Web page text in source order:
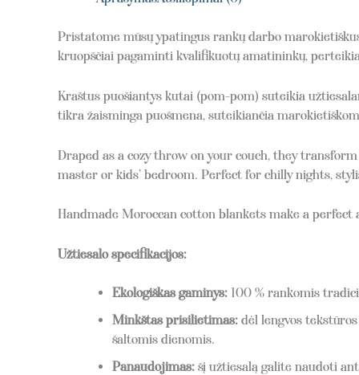
Pristatome mūsų ypatingus rankų darbo
kruopščiai pagaminti kvalifikuotų amatininkų,
Kraštus puošiantys kutai (pom-pom) suteikia
tikra žaisminga puošmena, suteikiančia
Draped as a cozy throw on your couch, they
master or kids’ bedroom. Perfect for chilly nights,
Handmade Moroccan cotton blankets make a
Užtiesalo specifikacijos:
Ekologiškas gaminys: 100 % rankomis
Minkštas prisilietimas: dėl lengvos
šaltomis dienomis.
Panaudojimas: šį užtiesalą galite naudoti